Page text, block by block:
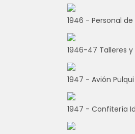
1946 - Personal
1946-47 Talleres
1947 - Avión
1947 - Confitería